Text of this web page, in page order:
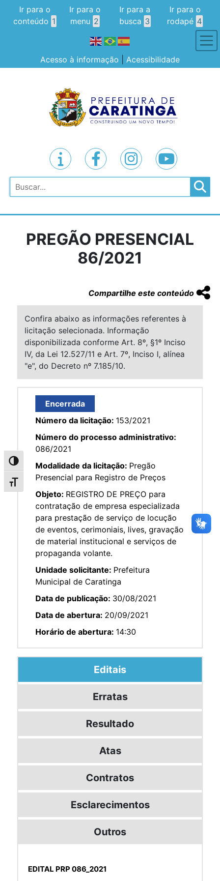
Alternar alto contraste
Alternar tamanho da fonte
Ir para o
conteúdo 1
Ir para o
menu 2
Ir para a
busca 3
Ir para o
rodapé 4
Acesso à informação Acessibilidade
Pesquisar
PREGÃO PRESENCIAL
86/2021
Compartilhe este conteúdo
Confira abaixo as informações referentes à
licitação selecionada. Informação
disponibilizada conforme Art. 8º, §1º Inciso
IV, da Lei 12.527/11 e Art. 7º, Inciso I, alínea
"e", do Decreto nº 7.185/10.
Encerrada
Número da licitação: 153/2021
Número do processo administrativo:
086/2021
Modalidade da licitação: Pregão
Presencial para Registro de Preços
Objeto: REGISTRO DE PREÇO para
contratação de empresa especializada
para prestação de serviço de locução
de eventos, cerimoniais, lives, gravação
de material institucional e serviços de
propaganda volante.
Unidade solicitante: Prefeitura
Municipal de Caratinga
Data de publicação: 30/08/2021
Data de abertura: 20/09/2021
Horário de abertura: 14:30
Editais
Erratas
Resultado
Atas
Contratos
Esclarecimentos
Outros
EDITAL PRP 086_2021